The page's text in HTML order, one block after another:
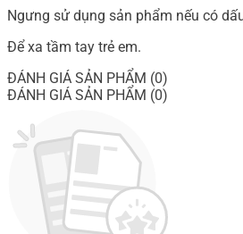
Ngưng sử dụng sản phẩm nếu có
Để xa tầm tay trẻ em.
ĐÁNH GIÁ SẢN PHẨM (0)
ĐÁNH GIÁ SẢN PHẨM (0)